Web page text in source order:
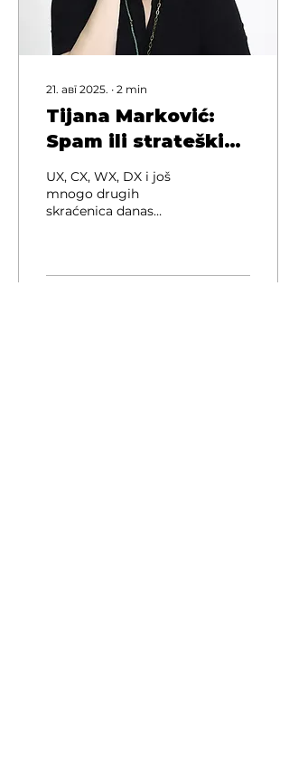
21. авг 2025. ∙ 2 min
Tijana Marković:
Spam ili strateški
osmišljena
komunikacija?
UX, CX, WX, DX i još
mnogo drugih
skraćenica danas
sa potrošačima i